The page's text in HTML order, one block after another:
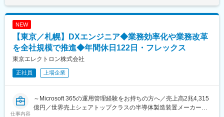
びメンバーのとりまとめ
■当ポジションの魅力：
◎サプライチェーン領域のシステム改革に携われる
◎基幹システムに関する専門性を身につけることができる
■主力製品（電子部品実装ロボット）について：
NEW
【東京／札幌】DXエンジニア◆業務効率化や業務改革
を全社規模で推進◆年間休日122日・フレックス
東京エレクトロン株式会社
正社員 上場企業
仕事内容
～Microsoft 365の運用管理経験をお持ちの方へ／売上高2兆4,315
億円／世界売上シェアトップクラスの半導体製造装置メーカー～